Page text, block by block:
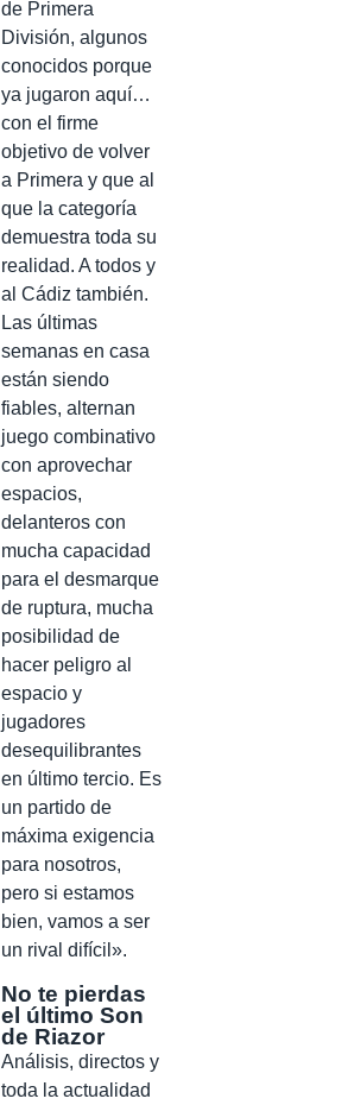
de Primera
División, algunos
conocidos porque
ya jugaron aquí…
con el firme
objetivo de volver
a Primera y que al
que la categoría
demuestra toda su
realidad. A todos y
al Cádiz también.
Las últimas
semanas en casa
están siendo
fiables, alternan
juego combinativo
con aprovechar
espacios,
delanteros con
mucha capacidad
para el desmarque
de ruptura, mucha
posibilidad de
hacer peligro al
espacio y
jugadores
desequilibrantes
en último tercio. Es
un partido de
máxima exigencia
para nosotros,
pero si estamos
bien, vamos a ser
un rival difícil».
No te pierdas
el último Son
de Riazor
Análisis, directos y
toda la actualidad